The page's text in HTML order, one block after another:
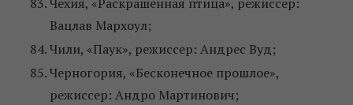
Вацлав Мархоул;
Чили, «Паук», режиссер: Андрес Вуд;
Черногория, «Бесконечное прошлое»,
режиссер: Андро Мартинович;